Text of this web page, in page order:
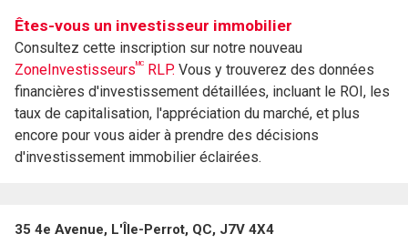
Êtes-vous un investisseur immobilier
Consultez cette inscription sur notre nouveau
ZoneInvestisseursMC RLP. Vous y trouverez des données
financières d'investissement détaillées, incluant le ROI, les
taux de capitalisation, l'appréciation du marché, et plus
encore pour vous aider à prendre des décisions
d'investissement immobilier éclairées.
35 4e Avenue, L'Île-Perrot, QC, J7V 4X4